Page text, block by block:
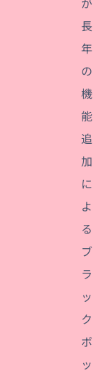
長
年
の
機
能
追
加
に
よ
る
ブ
ラ
ッ
ク
ボ
ッ